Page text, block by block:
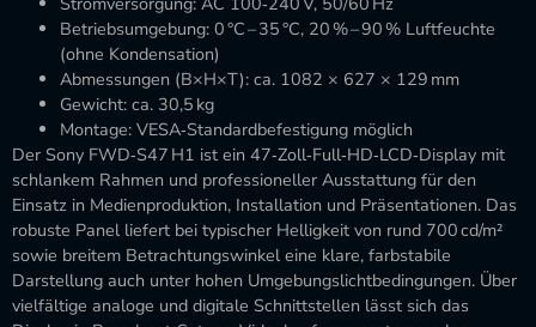
Betriebsumgebung: 0 °C – 35 °C, 20 % – 90 % Luftfeuchte
(ohne Kondensation)
Abmessungen (B×H×T): ca. 1082 × 627 × 129 mm
Gewicht: ca. 30,5 kg
Montage: VESA‑Standardbefestigung möglich
Der Sony FWD‑S47 H1 ist ein 47‑Zoll‑Full‑HD‑LCD‑Display mit
schlankem Rahmen und professioneller Ausstattung für den
Einsatz in Medienproduktion, Installation und Präsentationen. Das
robuste Panel liefert bei typischer Helligkeit von rund 700 cd/m²
sowie breitem Betrachtungswinkel eine klare, farbstabile
Darstellung auch unter hohen Umgebungslichtbedingungen. Über
vielfältige analoge und digitale Schnittstellen lässt sich das